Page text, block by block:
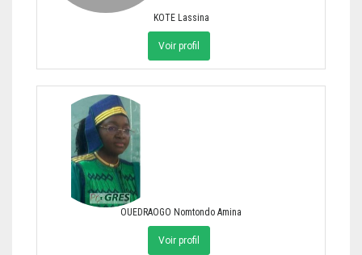
KOTE Lassina
Voir profil
OUEDRAOGO Nomtondo Amina
Voir profil